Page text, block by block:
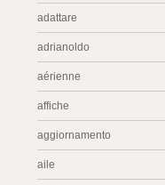
adattare
adrianoldo
aérienne
affiche
aggiornamento
aile